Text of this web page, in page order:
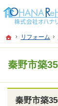
ホーム
リフォーム
秦野市築
プロの目線からご提
リフォームをお考え
秦野市築